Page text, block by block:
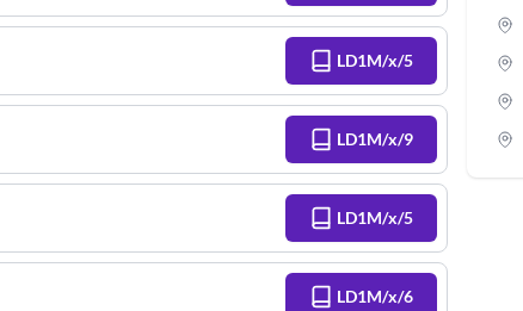
LD1M/x/5
LD1M/x/9
LD1M/x/5
LD1M/x/6